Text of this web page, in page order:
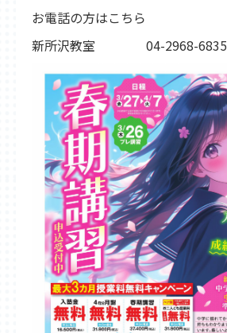
お電話の方はこちら
新所沢教室 04-2968-6835